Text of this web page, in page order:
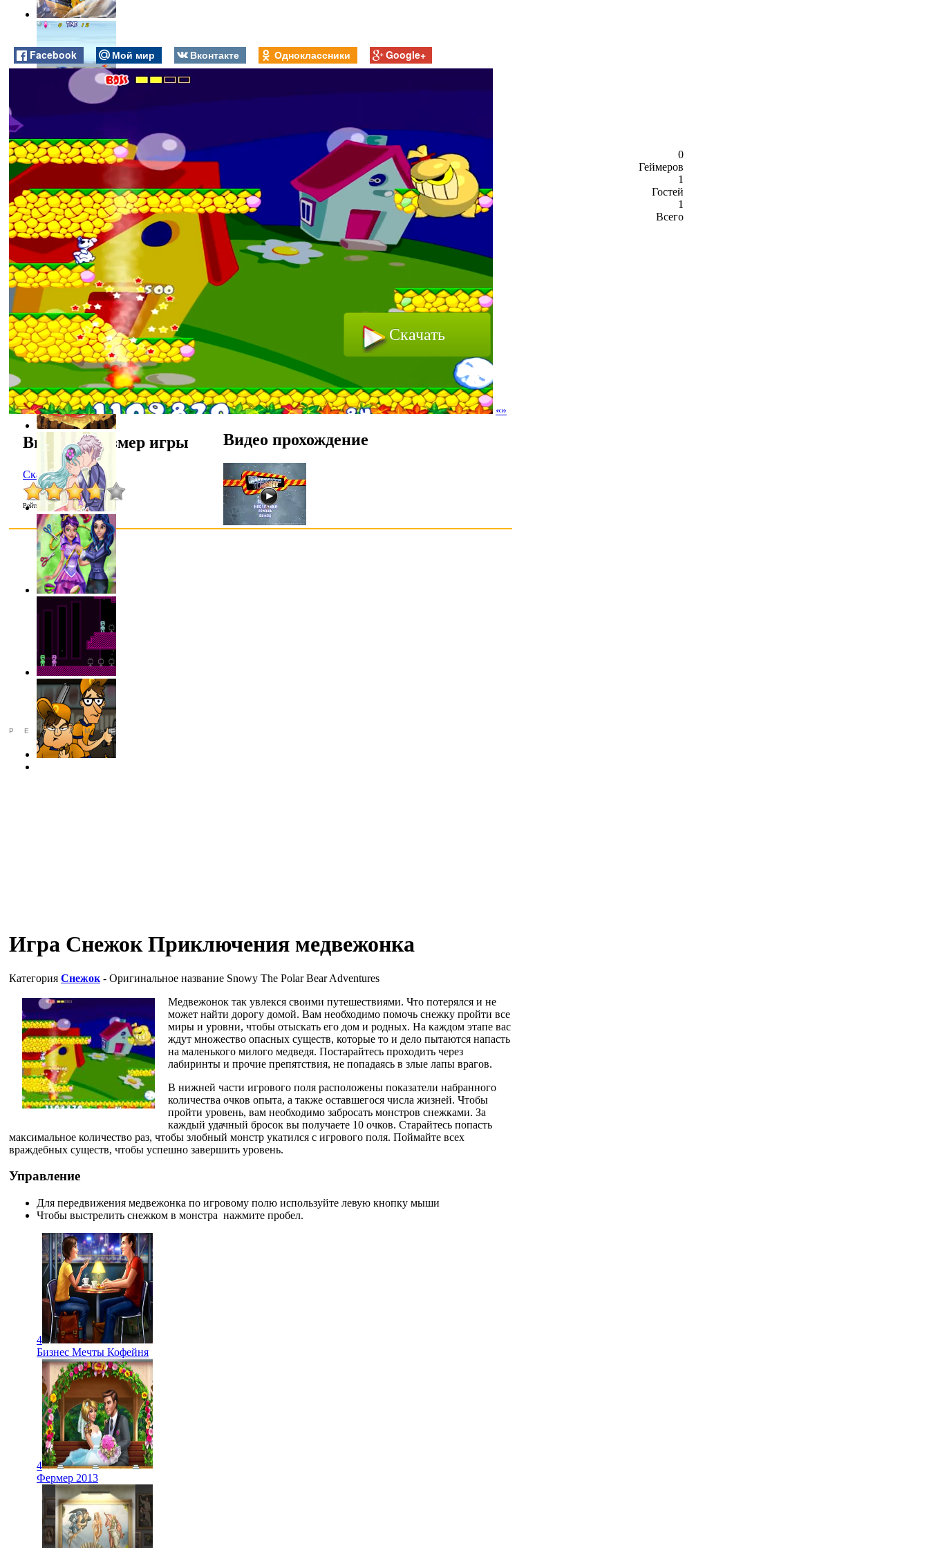
Facebook Мой мир Вконтакте Одноклассники Google+
Скачать
«»
Выбрать размер игры
Скачать
Рейтинг :3.7 13
Видео прохождение
РЕКЛАМА
Игра Снежок Приключения медвежонка
Категория Снежок - Оригинальное название Snowy The Polar Bear Adventures
Медвежонок так увлекся своими путешествиями. Что потерялся и не
может найти дорогу домой. Вам необходимо помочь снежку пройти все
миры и уровни, чтобы отыскать его дом и родных. На каждом этапе вас
ждут множество опасных существ, которые то и дело пытаются напасть
на маленького милого медведя. Постарайтесь проходить через
лабиринты и прочие препятствия, не попадаясь в злые лапы врагов.
В нижней части игрового поля расположены показатели набранного
количества очков опыта, а также оставшегося числа жизней. Чтобы
пройти уровень, вам необходимо забросать монстров снежками. За
каждый удачный бросок вы получаете 10 очков. Старайтесь попасть
максимальное количество раз, чтобы злобный монстр укатился с игрового поля. Поймайте всех
враждебных существ, чтобы успешно завершить уровень.
Управление
Для передвижения медвежонка по игровому полю используйте левую кнопку мыши
Чтобы выстрелить снежком в монстра нажмите пробел.
4
Бизнес Мечты Кофейня
4
Фермер 2013
0
Геймеров
1
Гостей
1
Всего